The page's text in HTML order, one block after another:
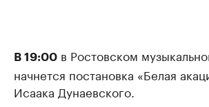
В 19:00 в Ростовском
начнется постановка «Белая
Исаака Дунаевского.